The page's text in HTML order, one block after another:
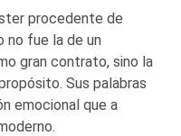
procedente de
no fue la de un
gran contrato, sino la
Sus palabras
emocional que a